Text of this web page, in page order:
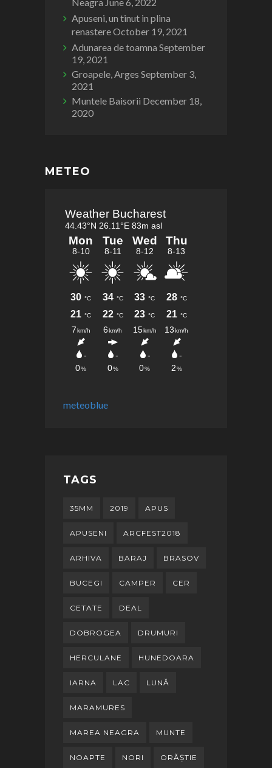
Apuseni, un tinut in plina
renastereOctober 19, 2021
Adunarea de toamna September
19, 2021
Groapele, Arges September 3,
2021
Muntele Baisorii December 18,
2020
METEO
meteoblue
TAGS
35MM 2019 APUS
APUSENI ARCFEST2018
ARHIVA BARAJ BRASOV
BUCEGI CAMPER CER
CETATE DEAL
DOBROGEA DRUMURI
HERCULANE HUNEDOARA
IARNA LAC LUNĂ
MARAMURES
MAREA NEAGRA MUNTE
NOAPTE NORI ORĂȘTIE